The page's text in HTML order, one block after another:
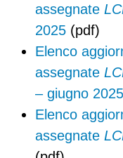
assegnate
2025 (pdf)
Elenco
assegnate
– giugno 2025
Elenco
assegnate